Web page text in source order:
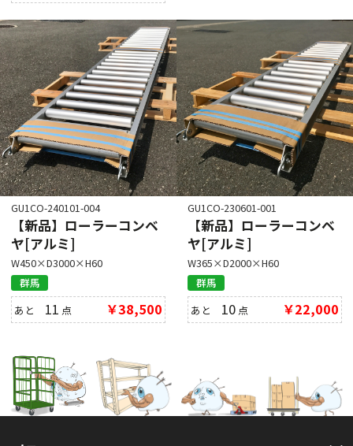
GU1CO-240101-004
【新品】ローラーコンベ
ヤ[アルミ]
W450×D3000×H60
群馬
あと 11 点 ￥38,500
GU1CO-230601-001
【新品】ローラーコンベ
ヤ[アルミ]
W365×D2000×H60
群馬
あと 10 点 ￥22,000